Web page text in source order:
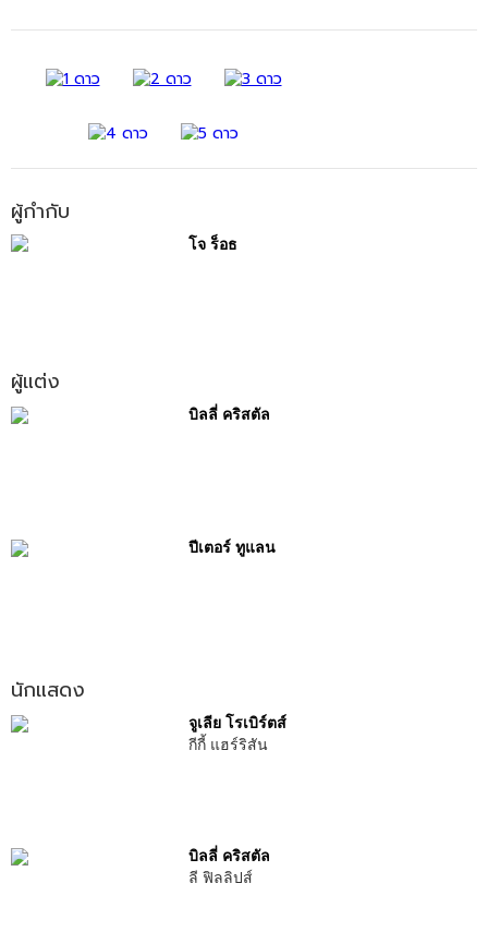
ผู้กำกับ
โจ ร็อธ
ผู้แต่ง
บิลลี่ คริสตัล
ปีเตอร์ ทูแลน
นักแสดง
จูเลีย โรเบิร์ตส์
กีกี้ แฮร์ริสัน
บิลลี่ คริสตัล
ลี ฟิลลิปส์